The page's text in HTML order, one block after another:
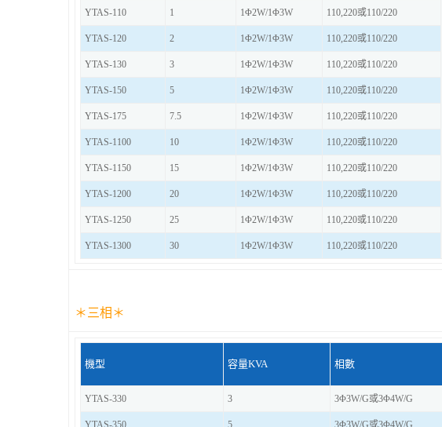
YTAS-110 1 1Φ2W/1Φ3W 110,220或110/220
YTAS-120 2 1Φ2W/1Φ3W 110,220或110/220
YTAS-130 3 1Φ2W/1Φ3W 110,220或110/220
YTAS-150 5 1Φ2W/1Φ3W 110,220或110/220
YTAS-175 7.5 1Φ2W/1Φ3W 110,220或110/220
YTAS-1100 10 1Φ2W/1Φ3W 110,220或110/220
YTAS-1150 15 1Φ2W/1Φ3W 110,220或110/220
YTAS-1200 20 1Φ2W/1Φ3W 110,220或110/220
YTAS-1250 25 1Φ2W/1Φ3W 110,220或110/220
YTAS-1300 30 1Φ2W/1Φ3W 110,220或110/220
＊ 三相 ＊
機型 容量KVA 相數
YTAS-330 3 3Φ3W/G或3Φ4W/G
YTAS-350 5 3Φ3W/G或3Φ4W/G